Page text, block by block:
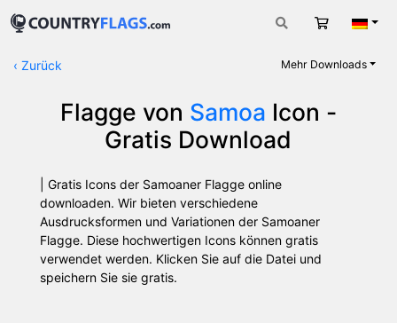
Warenkorb
‹ Zurück Mehr Downloads
Flagge von Samoa Icon -
Gratis Download
| Gratis Icons der Samoaner Flagge online
downloaden. Wir bieten verschiedene
Ausdrucksformen und Variationen der Samoaner
Flagge. Diese hochwertigen Icons können gratis
verwendet werden. Klicken Sie auf die Datei und
speichern Sie sie gratis.